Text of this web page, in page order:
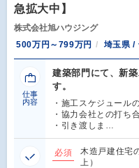
急拡大中】
株式会社旭ハウジング
500万円～799万円
埼玉県 /
仕事
内容
建築部門にて、新
す。
・施工スケジュール
・協力会社との打ち
・引き渡しま…
必須
木造戸建住宅
上）